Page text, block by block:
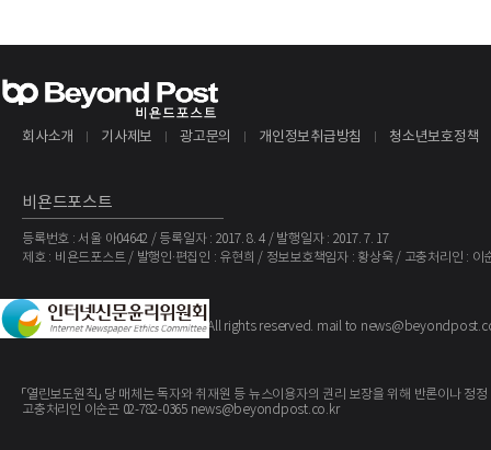
회사소개 기사제보 광고문의 개인정보취급방침 청소년보호정책
비욘드포스트
등록번호 : 서울 아04642 / 등록일자 : 2017. 8. 4 / 발행일자 : 2017. 7. 17
제호 : 비욘드포스트 / 발행인·편집인 : 유현희 / 정보보호책임자 : 황상욱 / 고충처리인 : 이
Copyright ©The BeyondPost. All rights reserved. mail to
「열린보도원칙」 당 매체는 독자와 취재원 등 뉴스이용자의 권리 보장을 위해 반론이나
고충처리인 이순곤 02-782-0365 news@beyondpost.co.kr